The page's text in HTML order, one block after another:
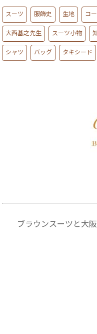
スーツ 服飾史 生地 コ
大西基之先生 スーツ小物
シャツ バッグ タキシード
ブラウンスーツと大